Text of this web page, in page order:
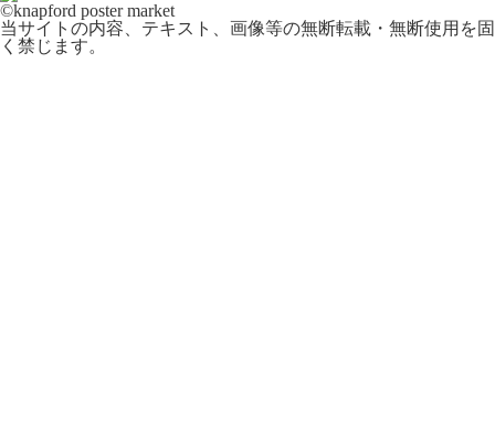
©knapford poster market
当サイトの内容、テキスト、画像等の無断転載・無断使用を固
く禁じます。